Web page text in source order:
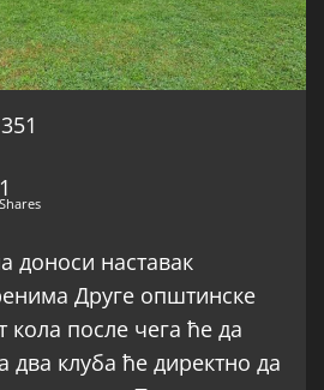
351
Shares
1
доноси наставак
Друге општинске
кола после чега ће да
два клуба ће директно да